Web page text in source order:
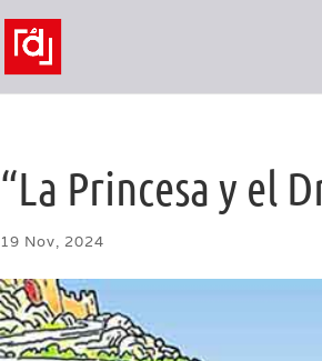
“La Princesa y el
19 Nov, 2024